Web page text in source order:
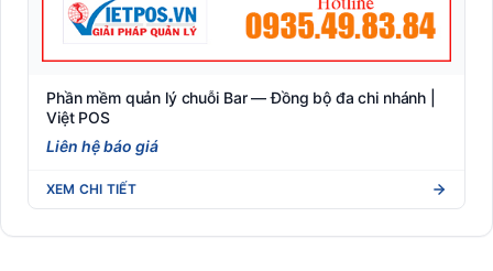
Phần mềm quản lý chuỗi Bar — Đồng bộ đa chi nhánh |
Việt POS
Liên hệ báo giá
XEM CHI TIẾT